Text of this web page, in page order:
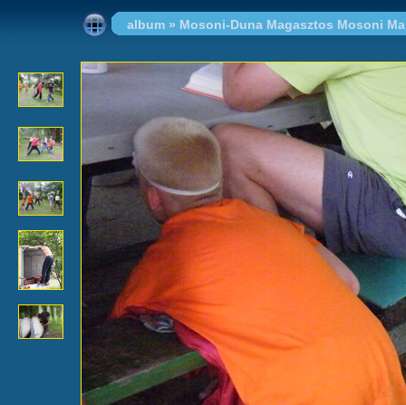
album » Mosoni-Duna Magasztos Mosoni